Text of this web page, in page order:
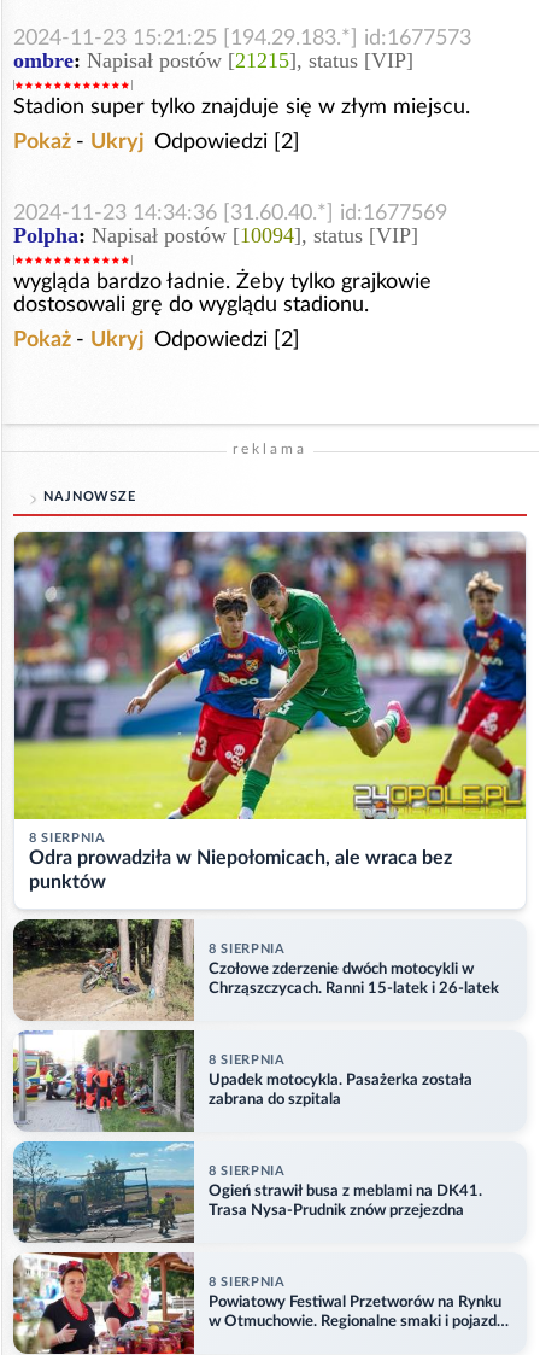
2024-11-23 15:21:25 [194.29.183.*] id:1677573
ombre: Napisał postów [21215], status [VIP]
Stadion super tylko znajduje się w złym miejscu.
Pokaż - Ukryj Odpowiedzi [2]
2024-11-23 14:34:36 [31.60.40.*] id:1677569
Polpha: Napisał postów [10094], status [VIP]
wygląda bardzo ładnie. Żeby tylko grajkowie
dostosowali grę do wyglądu stadionu.
Pokaż - Ukryj Odpowiedzi [2]
reklama
NAJNOWSZE
8 SIERPNIA
Odra prowadziła w Niepołomicach, ale wraca bez
punktów
8 SIERPNIA
Czołowe zderzenie dwóch motocykli w
Chrząszczycach. Ranni 15-latek i 26-latek
8 SIERPNIA
Upadek motocykla. Pasażerka została
zabrana do szpitala
8 SIERPNIA
Ogień strawił busa z meblami na DK41.
Trasa Nysa-Prudnik znów przejezdna
8 SIERPNIA
Powiatowy Festiwal Przetworów na Rynku
w Otmuchowie. Regionalne smaki i pojazdy